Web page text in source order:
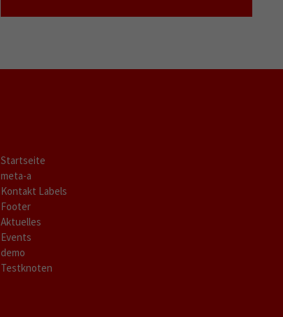
Startseite
meta-a
Kontakt Labels
Footer
Aktuelles
Events
demo
Testknoten